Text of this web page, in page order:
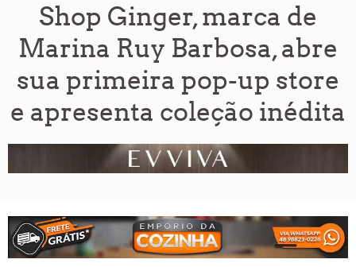
Shop Ginger, marca de
Marina Ruy Barbosa, abre
sua primeira pop-up store
e apresenta coleção inédita